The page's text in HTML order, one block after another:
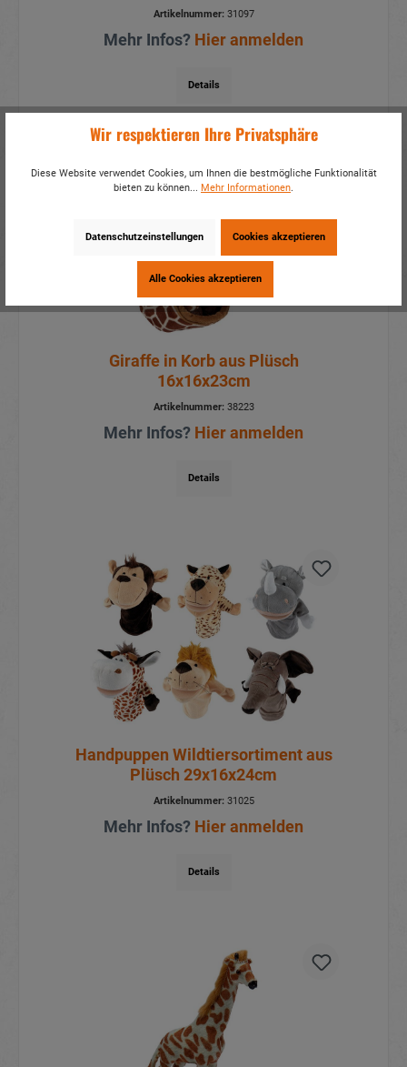
Artikelnummer:31097
Mehr Infos? Hier anmelden
Details
Giraffe in Korb aus Plüsch
16x16x23cm
Artikelnummer:38223
Mehr Infos? Hier anmelden
Details
Handpuppen Wildtiersortiment aus
Plüsch 29x16x24cm
Artikelnummer:31025
Mehr Infos? Hier anmelden
Details
Wir respektieren Ihre Privatsphäre
Diese Website verwendet Cookies, um Ihnen die bestmögliche Funktionalität
bieten zu können... Mehr Informationen.
Datenschutzeinstellungen Cookies akzeptieren
Alle Cookies akzeptieren